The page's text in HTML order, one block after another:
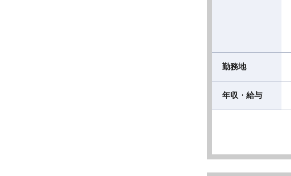
勤務地
年収・給与